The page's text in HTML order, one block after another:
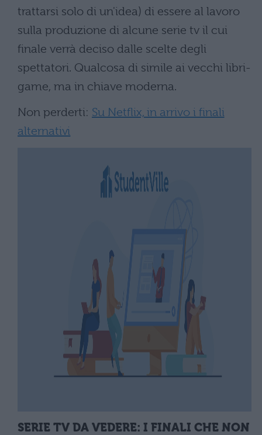
trattarsi solo di un'idea) di essere al lavoro
sulla produzione di alcune serie tv il cui
finale verrà deciso dalle scelte degli
spettatori. Qualcosa di simile ai vecchi libri-
game, ma in chiave moderna.
Non perderti: Su Netflix, in arrivo i finali
alternativi
SERIE TV DA VEDERE: I FINALI CHE NON